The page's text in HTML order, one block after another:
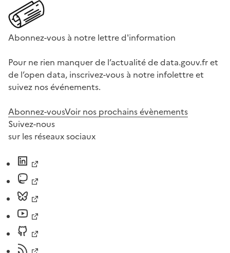
Abonnez-vous à notre lettre d'information
Pour ne rien manquer de l’actualité de data.gouv.fr et
de l’open data, inscrivez-vous à notre infolettre et
suivez nos événements.
Abonnez-vousVoir nos prochains évènements
Suivez-nous
sur les réseaux sociaux